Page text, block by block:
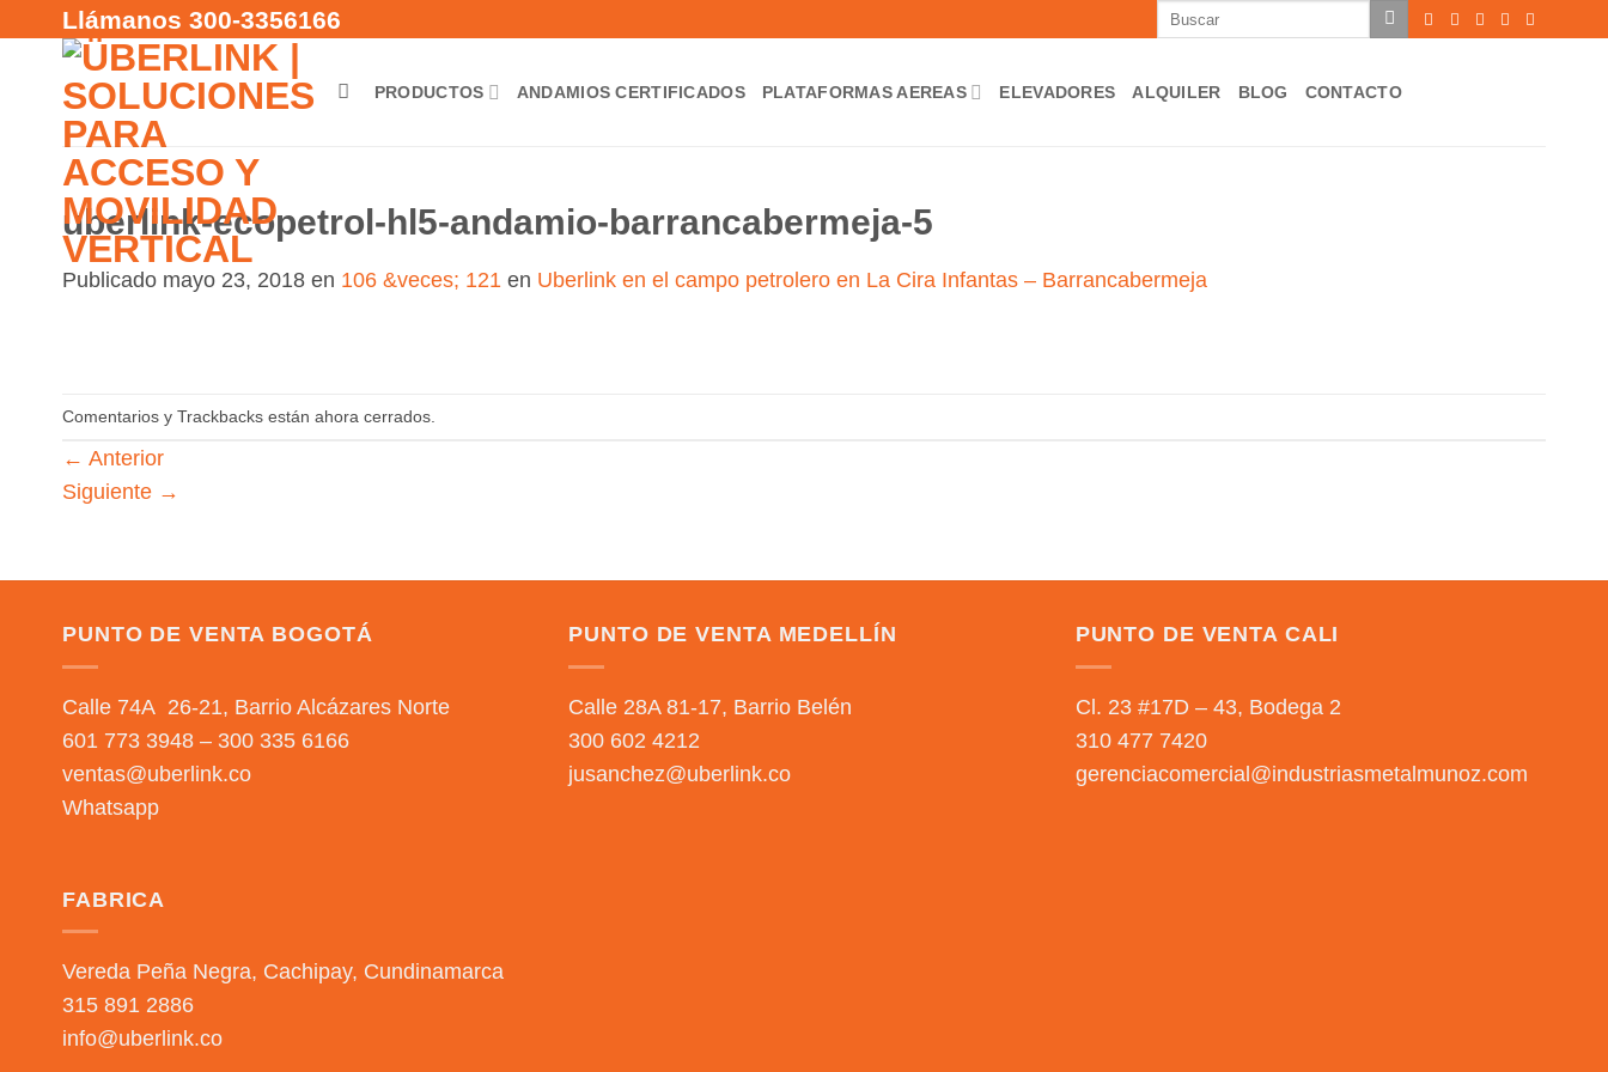
contenido
Llámanos 300-3356166
Buscar
PRODUCTOS ANDAMIOS CERTIFICADOS PLATAFORMAS AEREAS ELEVADORES ALQUILER BLOG CONTACTO
uberlink-ecopetrol-hl5-andamio-barrancabermeja-5
Publicado mayo 23, 2018 en 106 &veces; 121 en Uberlink en el campo petrolero en La Cira Infantas – Barrancabermeja
Comentarios y Trackbacks están ahora cerrados.
← Anterior
Siguiente →
PUNTO DE VENTA BOGOTÁ
Calle 74A 26-21, Barrio Alcázares Norte
601 773 3948 – 300 335 6166
ventas@uberlink.co
Whatsapp
PUNTO DE VENTA MEDELLÍN
Calle 28A 81-17, Barrio Belén
300 602 4212
jusanchez@uberlink.co
PUNTO DE VENTA CALI
Cl. 23 #17D – 43, Bodega 2
310 477 7420
gerenciacomercial@industriasmetalmunoz.com
FABRICA
Vereda Peña Negra, Cachipay, Cundinamarca
315 891 2886
info@uberlink.co